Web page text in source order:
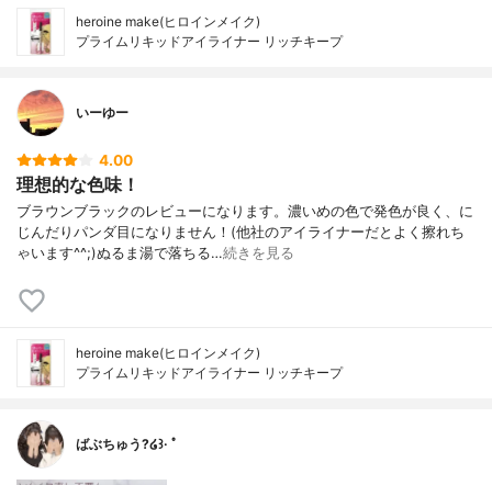
heroine make(ヒロインメイク)
プライムリキッドアイライナー リッチキープ
いーゆー
4.00
理想的な色味！
ブラウンブラックのレビューになります。濃いめの色で発色が良く、に
じんだりパンダ目になりません！(他社のアイライナーだとよく擦れち
ゃいます^^;)ぬるま湯で落ちる…続きを見る
heroine make(ヒロインメイク)
プライムリキッドアイライナー リッチキープ
ばぶちゅう?໒꒱· ﾟ